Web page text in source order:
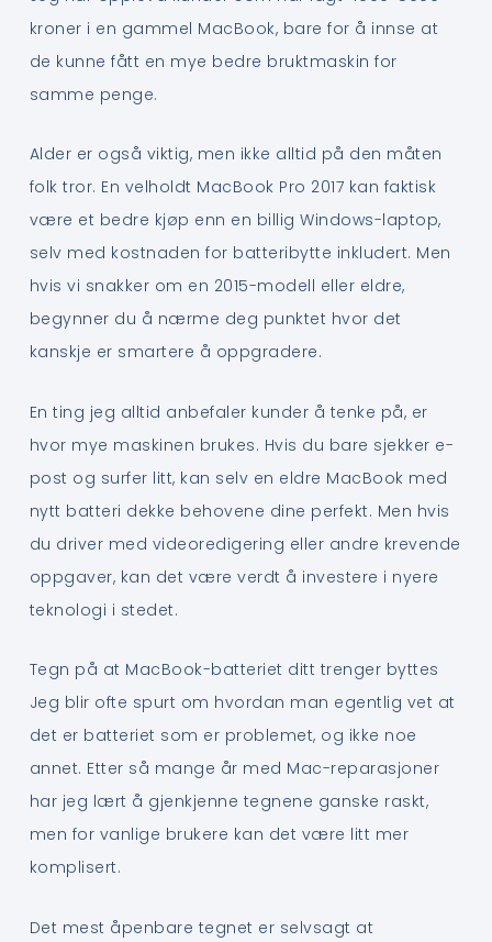
kroner i en gammel MacBook, bare for å innse at
de kunne fått en mye bedre bruktmaskin for
samme penge.
Alder er også viktig, men ikke alltid på den måten
folk tror. En velholdt MacBook Pro 2017 kan faktisk
være et bedre kjøp enn en billig Windows-laptop,
selv med kostnaden for batteribytte inkludert. Men
hvis vi snakker om en 2015-modell eller eldre,
begynner du å nærme deg punktet hvor det
kanskje er smartere å oppgradere.
En ting jeg alltid anbefaler kunder å tenke på, er
hvor mye maskinen brukes. Hvis du bare sjekker e-
post og surfer litt, kan selv en eldre MacBook med
nytt batteri dekke behovene dine perfekt. Men hvis
du driver med videoredigering eller andre krevende
oppgaver, kan det være verdt å investere i nyere
teknologi i stedet.
Tegn på at MacBook-batteriet ditt trenger byttes
Jeg blir ofte spurt om hvordan man egentlig vet at
det er batteriet som er problemet, og ikke noe
annet. Etter så mange år med Mac-reparasjoner
har jeg lært å gjenkjenne tegnene ganske raskt,
men for vanlige brukere kan det være litt mer
komplisert.
Det mest åpenbare tegnet er selvsagt at